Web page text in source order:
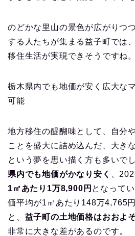
のどかな里山の景色が広がりつ
する人たちが集まる益子町では
移住生活が実現できそうですね。
栃木県内でも地価が安く広大な
可能
地方移住の醍醐味として、自分
ことを盛大に詰め込んだ、大き
という夢を思い描く方も多いで
県内でも地価がかなり安く
、
1㎡あたり1万8,900円 となって
価平均が1㎡あたり148万4,765
と、 益子町の土地価格はおおよ
非常に大きな差があるのです。